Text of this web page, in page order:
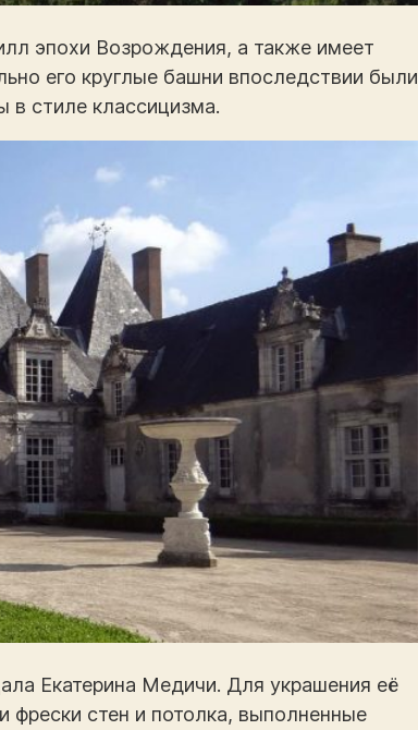
эпохи Возрождения, а также имеет
его круглые башни впоследствии были
в стиле классицизма.
Екатерина Медичи. Для украшения её
фрески стен и потолка, выполненные